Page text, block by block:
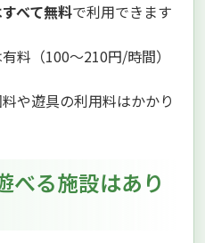
べて無料で利用できます
料（100〜210円/時間）
や遊具の利用料はかかり
べる施設はあり